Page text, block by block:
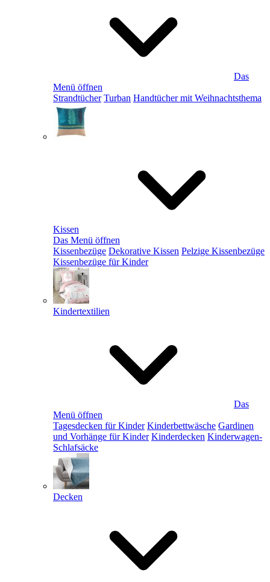
Das
Menü öffnen
Strandtücher Turban Handtücher mit Weihnachtsthema
Kissen
Das Menü öffnen
Kissenbezüge Dekorative Kissen Pelzige Kissenbezüge
Kissenbezüge für Kinder
Kindertextilien
Das
Menü öffnen
Tagesdecken für Kinder Kinderbettwäsche Gardinen
und Vorhänge für Kinder Kinderdecken Kinderwagen-
Schlafsäcke
Decken